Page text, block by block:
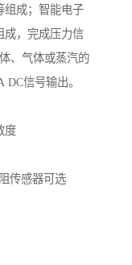
组成；智能电子
成，完成压力信
、气体或蒸汽的
信号输出。
度
传感器可选